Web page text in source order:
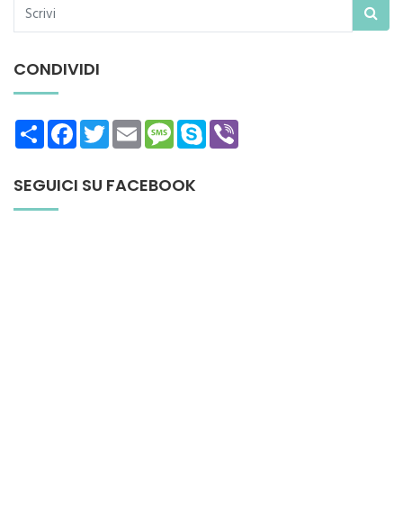
CONDIVIDI
ShareFacebookTwitterEmailMessage
Skype
SEGUICI SU FACEBOOK